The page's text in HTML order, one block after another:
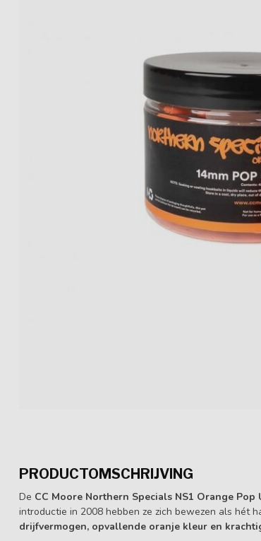
PRODUCTOMSCHRIJVING
De CC Moore Northern Specials NS1 Orange Pop
introductie in 2008 hebben ze zich bewezen als hét
drijfvermogen, opvallende oranje kleur en